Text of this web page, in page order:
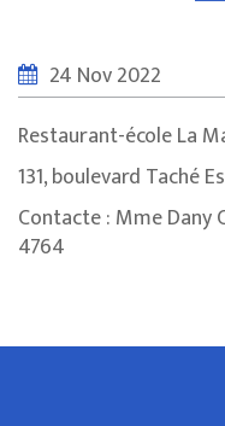
24 Nov 2022
Restaurant-école La
131, boulevard Taché
Contacte : Mme Dany
4764